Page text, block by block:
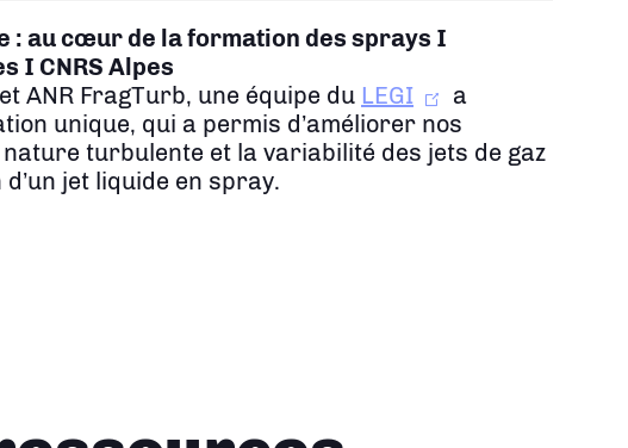
: au cœur de la formation des sprays I
I CNRS Alpes
ANR FragTurb, une équipe du LEGI
a
unique, qui a permis d’améliorer nos
turbulente et la variabilité des jets de gaz
jet liquide en spray.